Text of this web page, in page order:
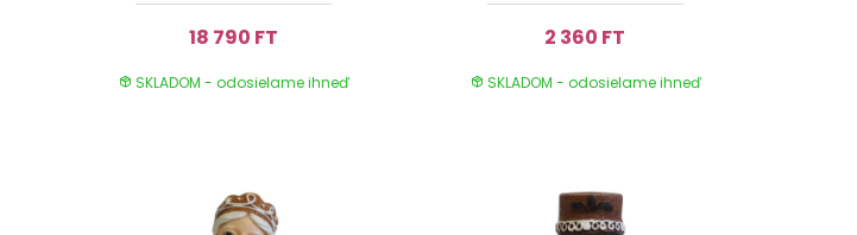
18 790 FT
SKLADOM - odosielame ihneď
2 360 FT
SKLADOM - odosielame ihneď